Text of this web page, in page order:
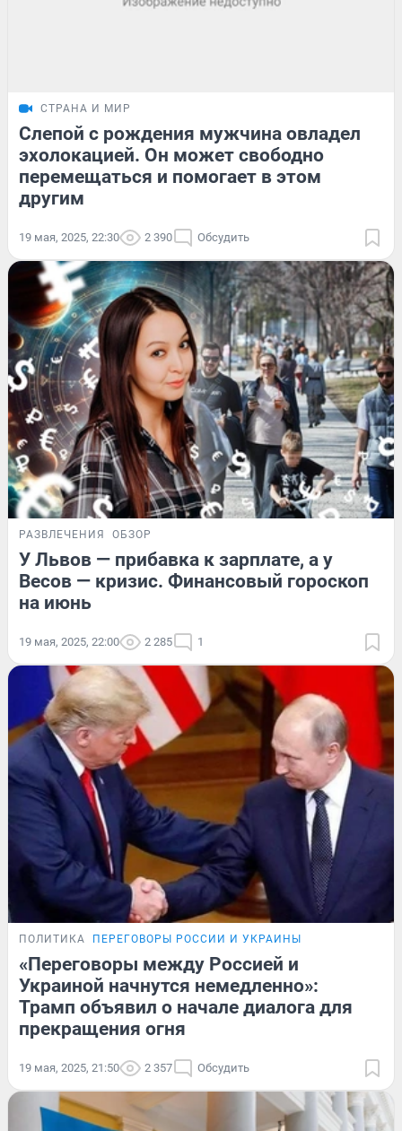
СТРАНА И МИР
Слепой с рождения мужчина овладел
эхолокацией. Он может свободно
перемещаться и помогает в этом
другим
19 мая, 2025, 22:30 2 390 Обсудить
РАЗВЛЕЧЕНИЯ ОБЗОР
У Львов — прибавка к зарплате, а у
Весов — кризис. Финансовый гороскоп
на июнь
19 мая, 2025, 22:00 2 285 1
ПОЛИТИКА ПЕРЕГОВОРЫ РОССИИ И УКРАИНЫ
«Переговоры между Россией и
Украиной начнутся немедленно»:
Трамп объявил о начале диалога для
прекращения огня
19 мая, 2025, 21:50 2 357 Обсудить